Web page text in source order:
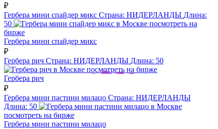
₽
Гербера мини спайдер микс Страна: НИДЕРЛАНДЫ Длина:
50
посмотреть на
бирже
Гербера мини спайдер микс
₽
Гербера рич Страна: НИДЕРЛАНДЫ Длина: 50
посмотреть на бирже
Гербера рич
₽
Гербера мини пастини милацо Страна: НИДЕРЛАНДЫ
Длина: 50
посмотреть на бирже
Гербера мини пастини милацо